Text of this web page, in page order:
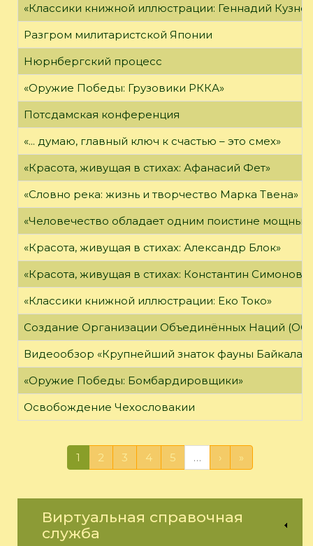
«Классики книжной иллюстрации: Геннадий
Разгром милитаристской Японии
Нюрнбергский процесс
«Оружие Победы: Грузовики РККА»
Потсдамская конференция
«... думаю, главный ключ к счастью – это смех»
«Красота, живущая в стихах: Афанасий Фет»
«Словно река: жизнь и творчество Марка Твена»
«Человечество обладает одним поистине
«Красота, живущая в стихах: Александр Блок»
«Красота, живущая в стихах: Константин Симонов»
«Классики книжной иллюстрации: Еко Токо»
Создание Организации Объединённых Наций
Видеообзор «Крупнейший знаток фауны Байкала»
«Оружие Победы: Бомбардировщики»
Освобождение Чехословакии
1 2 3 4 5 … › »
Виртуальная справочная
служба